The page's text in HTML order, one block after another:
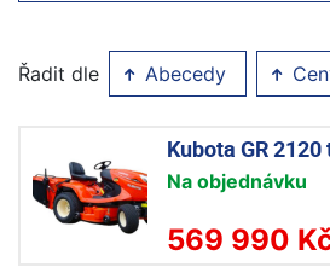
Řadit dle Abecedy
Kubota GR
Na objednávku
569 990